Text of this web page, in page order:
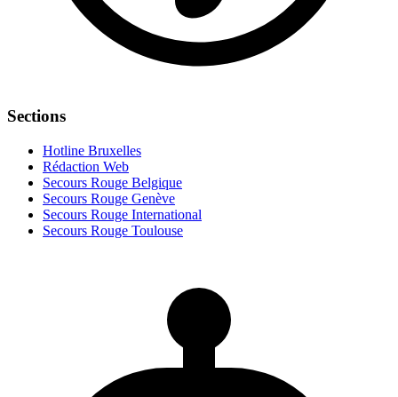
Sections
Hotline Bruxelles
Rédaction Web
Secours Rouge Belgique
Secours Rouge Genève
Secours Rouge International
Secours Rouge Toulouse